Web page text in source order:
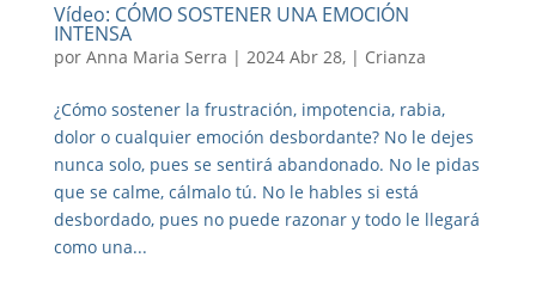
Vídeo: CÓMO SOSTENER UNA EMOCIÓN
INTENSA
por Anna Maria Serra | 2024 Abr 28,| Crianza
¿Cómo sostener la frustración, impotencia, rabia,
dolor o cualquier emoción desbordante? No le dejes
nunca solo, pues se sentirá abandonado. No le pidas
que se calme, cálmalo tú. No le hables si está
desbordado, pues no puede razonar y todo le llegará
como una...